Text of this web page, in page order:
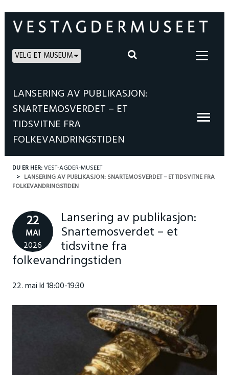
VELG ET MUSEUM
LANSERING AV PUBLIKASJON:
SNARTEMOSVERDET – ET
TIDSVITNE FRA
FOLKEVANDRINGSTIDEN
DU ER HER:VEST-AGDER-MUSEET
LANSERING AV PUBLIKASJON: SNARTEMOSVERDET – ET TIDSVITNE FRA
FOLKEVANDRINGSTIDEN
22
MAI
2026
Lansering av publikasjon:
Snartemosverdet – et
tidsvitne fra
folkevandringstiden
22. mai kl 18:00-19:30